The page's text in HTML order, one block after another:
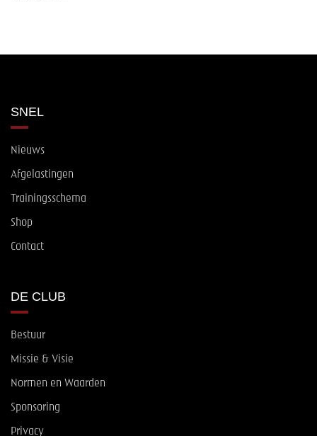
SNEL
Nieuws
Afgelastingen
Trainingsschema
Shop
Contact
DE CLUB
Bestuur
Missie & Visie
Normen en Waarden
Sponsoring
Privacy